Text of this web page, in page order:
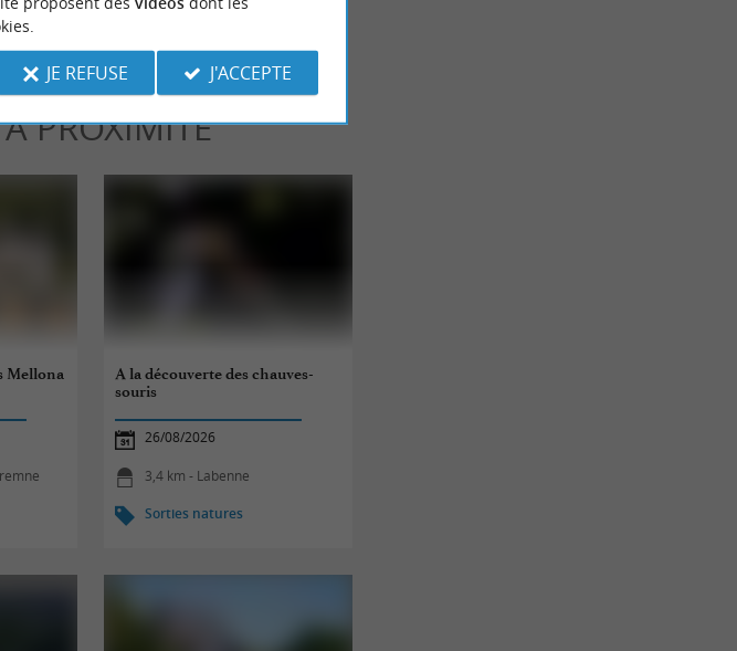
PROXIMITÉ
Mellona
A la découverte des chauves-
souris
26/08/2026
3,4 km - Labenne
Sorties natures
JE REFUSE J'ACCEPTE